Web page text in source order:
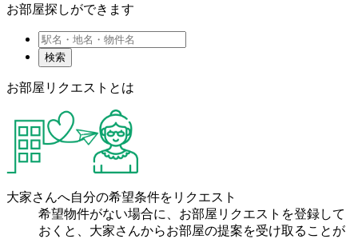
お部屋探しができます
検索
お部屋リクエストとは
大家さんへ自分の希望条件をリクエスト
希望物件がない場合に、お部屋リクエストを登録して
おくと、大家さんからお部屋の提案を受け取ることが